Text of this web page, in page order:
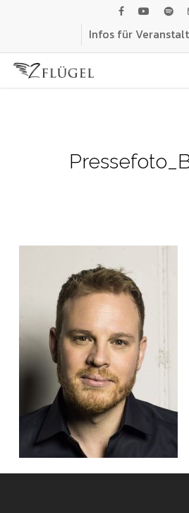
content
facebook
youtube
Infos für